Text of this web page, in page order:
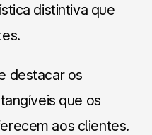
distintiva que
destacar os
que os
aos clientes.